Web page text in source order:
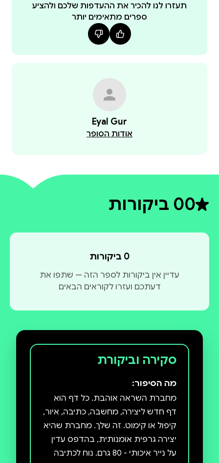
תעזרו לנו להכיר את ההעדפות שלכם ולהציע
ספרים מתאימים יותר
Eyal Gur
אודות הסופר
0דירוג ממוצע 0 מתוך 5
0 ביקורות
0 ביקורות
עדיין אין ביקורות לספר הזה — שתפו את
דעתכם ועזרו לקוראים הבאים
סקירה וביקורת
מה הסיפור:
מחברת השראה אוהבת. כל דף הוא
דף חדש ליצירה, מחשבה, כתיבה, איור,
קיפול או קימוט. זה שלך. מחברת שהיא
יצירה גרפית אומנותית, בהדפס עדין
על נייר איכותי - 80 גרם. נוח לכתיבה